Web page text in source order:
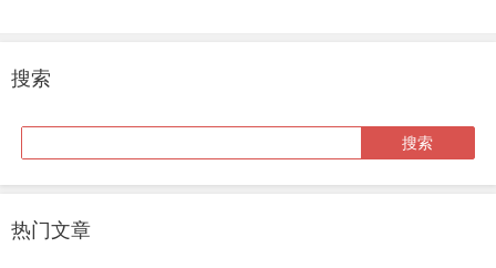
搜索
热门文章